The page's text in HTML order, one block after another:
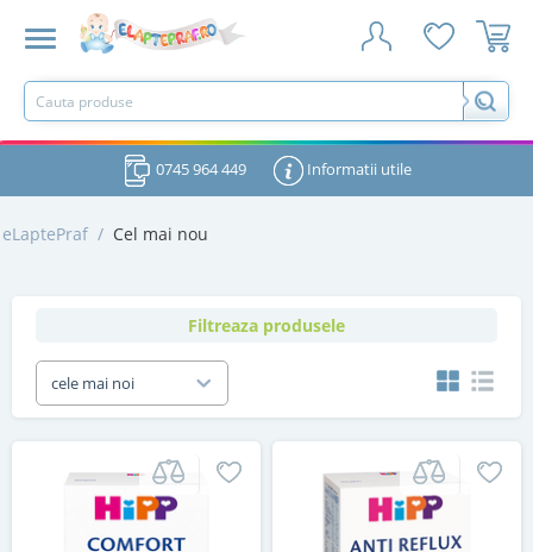
0745 964 449 Informatii utile
eLaptePraf / Cel mai nou
Filtreaza produsele
cele mai noi